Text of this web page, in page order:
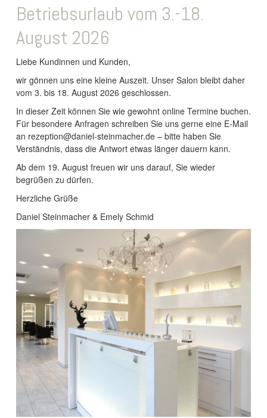
Betriebsurlaub vom 3.-18.
August 2026
Liebe Kundinnen und Kunden,
wir gönnen uns eine kleine Auszeit. Unser Salon bleibt daher
vom 3. bis 18. August 2026 geschlossen.
In dieser Zeit können Sie wie gewohnt online Termine buchen.
Für besondere Anfragen schreiben Sie uns gerne eine E-Mail
an rezeption@daniel-steinmacher.de – bitte haben Sie
Verständnis, dass die Antwort etwas länger dauern kann.
Ab dem 19. August freuen wir uns darauf, Sie wieder
begrüßen zu dürfen.
Herzliche Grüße
Daniel Steinmacher & Emely Schmid